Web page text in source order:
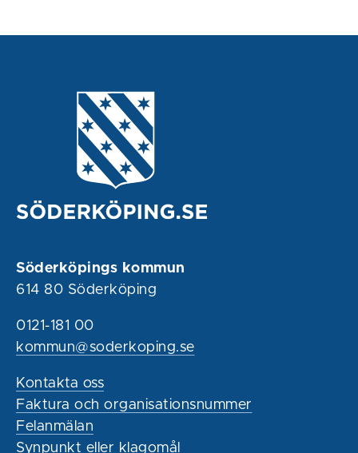
Söderköpings kommun
614 80 Söderköping
0121-181 00
kommun@soderkoping.se
Kontakta oss
Faktura och organisationsnummer
Felanmälan
Synpunkt eller klagomål